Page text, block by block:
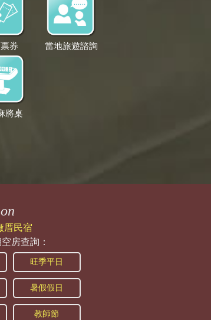
券 當地旅遊諮詢
將桌
厝民宿
房查詢：
旺季平日
暑假假日
教師節